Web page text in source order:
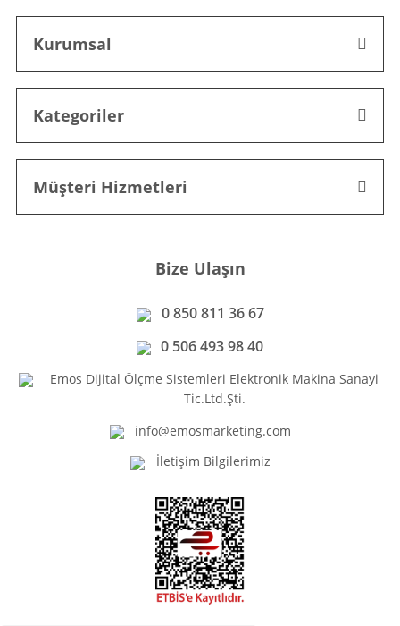
Kurumsal
Kategoriler
Müşteri Hizmetleri
Bize Ulaşın
0 850 811 36 67
0 506 493 98 40
Emos Dijital Ölçme Sistemleri Elektronik Makina Sanayi
Tic.Ltd.Şti.
info@emosmarketing.com
İletişim Bilgilerimiz